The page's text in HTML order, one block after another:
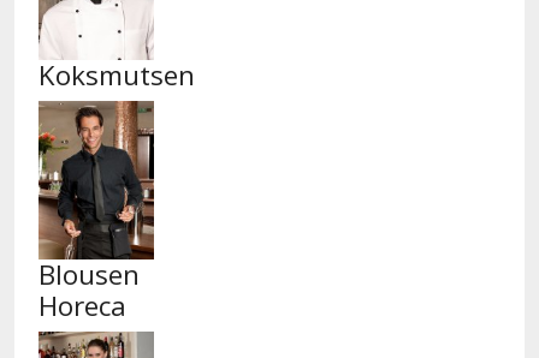
Koksmutsen
Blousen
Horeca